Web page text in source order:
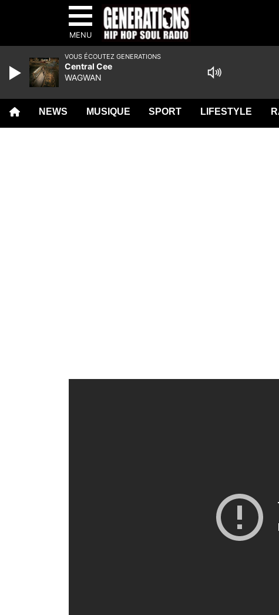
MENU
NEWS MUSIQUE SPORT LIFESTYLE
VOUS ÉCOUTEZ GENERATIONS
Central Cee
WAGWAN